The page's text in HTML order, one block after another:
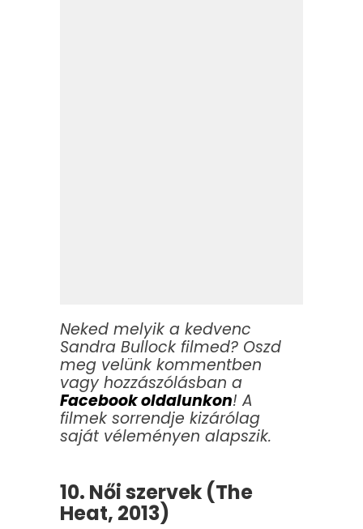
Neked melyik a kedvenc
Sandra Bullock filmed? Oszd
meg velünk kommentben
vagy hozzászólásban a
Facebook oldalunkon! A
filmek sorrendje kizárólag
saját véleményen alapszik.
10. Női szervek (The
Heat, 2013)